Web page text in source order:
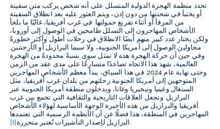
تحدد منظمة الهجرة الدولية المتسلل على أنه شخص يركب متن سفينة
أو يختبأ في شحنتها من دون إذن، ويتم العثور عليه بعد انطلاق السفينة
من المرفأ أو أثناء تفريغ حمولتها. في غرب أفريقيا، غالبًا ما يلجأ
الأشخاص المهاجرون إلى التسلل طامحين في الوصول إلى أوروبا،
ولكن يختار عدد كبير منهم أيضًا الانطلاق في رحلات أطول وأكثر خطورةً
محاولين الوصول إلى أمريكا الجنوبية، ولا سيما البرازيل أو الأرجنتين.
وفي حين أن حركة الهجرة هذه لا تمثل سوى نسبةً محدودةً من الهجرة
العالمية، شهد هذا الاتجاه تصاعدًا متسارعًا على مدى عقد من الزمن
وحتى نهاية عام 2024. في هذا السياق، يبدأ معظم الأشخاص المهاجرين
المتوجهين إلى أمريكا الجنوبية رحلتهم من بلدان غرب أفريقيا، مثل
السنغال وغينيا ونيجيريا وغانا، ويدخلون منطقة أمريكا الجنوبية عبر
البرازيل. وتجعل العلاقات التاريخية والثقافية التي تجمع بين غرب
أفريقيا والبرازيل من هذه الأخيرة الوجهة الأساسية لهؤلاء الأشخاص
المهاجرين في المنطقة، هذا فضلًا عن أن الأنظمة الرسمية التي تعتمدها
البرازيل لإصدار التأشيرات تُعتبر متحررة[1]
.